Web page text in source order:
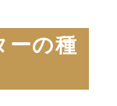
ーの種